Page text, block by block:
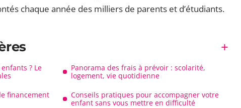
chaque année des milliers de parents et d’étudiants.
? Le
Panorama des frais à prévoir : scolarité,
logement, vie quotidienne
financement
Conseils pratiques pour accompagner votre
enfant sans vous mettre en difficulté